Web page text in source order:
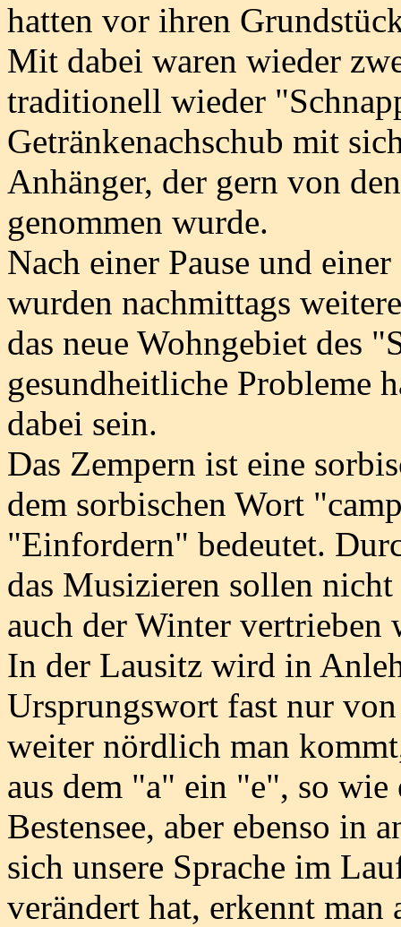
hatten vor ihren
Mit dabei waren wieder
traditionell wieder
Getränkenachschub mit
Anhänger, der gern von
genommen wurde.
Nach einer Pause und
wurden nachmittags
das neue Wohngebiet des
gesundheitliche Probleme
dabei sein.
Das Zempern ist eine
dem sorbischen Wort
"Einfordern" bedeutet.
das Musizieren sollen
auch der Winter vertrieben
In der Lausitz wird in
Ursprungswort fast nur
weiter nördlich man
aus dem "a" ein "e", so
Bestensee, aber ebenso in
sich unsere Sprache im
verändert hat, erkennt man